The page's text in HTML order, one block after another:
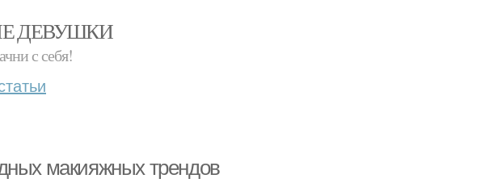
ДЕВУШКИ
с себя!
макияжных трендов